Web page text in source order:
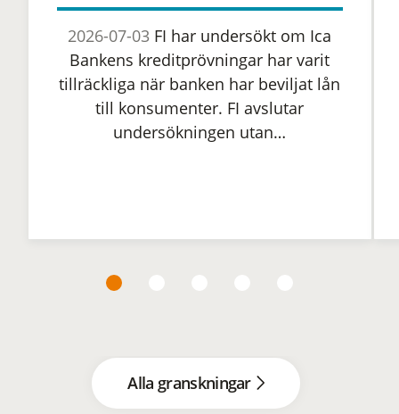
2026-07-03 FI har undersökt om Ica
Bankens kreditprövningar har varit
tillräckliga när banken har beviljat lån
till konsumenter. FI avslutar
undersökningen utan…
Alla granskningar